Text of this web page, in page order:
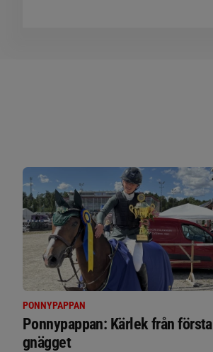
PONNYPAPPAN
Ponnypappan: Kärlek från första
gnägget